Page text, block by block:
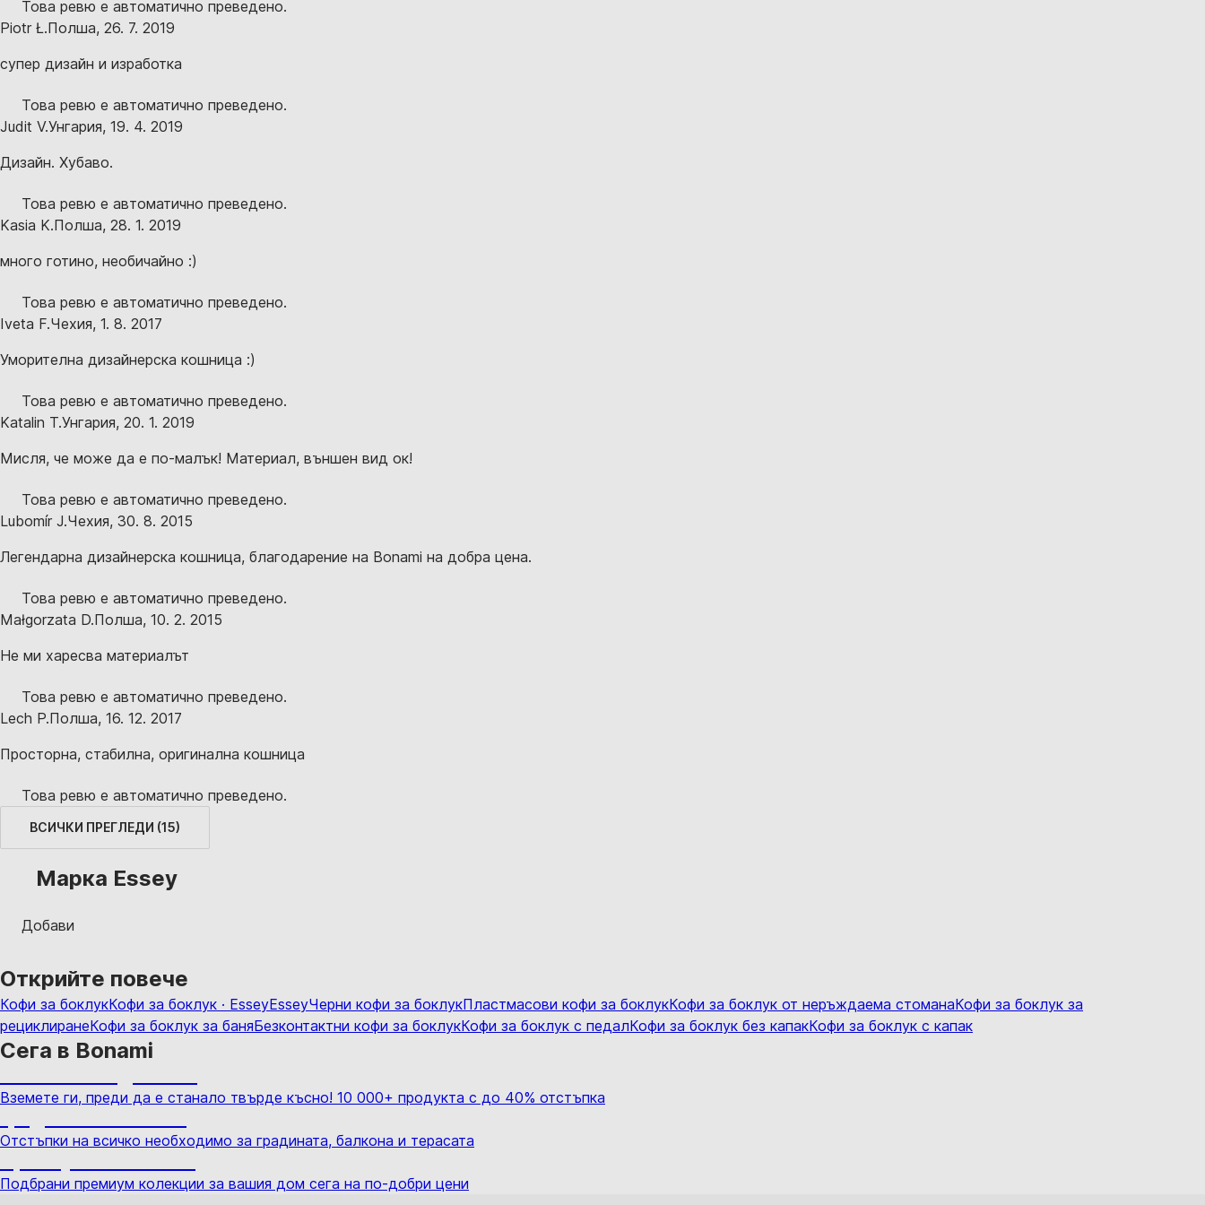
Това ревю е автоматично преведено.
Piotr Ł.Полша, 26. 7. 2019
супер дизайн и изработка
Това ревю е автоматично преведено.
Judit V.Унгария, 19. 4. 2019
Дизайн. Хубаво.
Това ревю е автоматично преведено.
Kasia K.Полша, 28. 1. 2019
много готино, необичайно :)
Това ревю е автоматично преведено.
Iveta F.Чехия, 1. 8. 2017
Уморителна дизайнерска кошница :)
Това ревю е автоматично преведено.
Katalin T.Унгария, 20. 1. 2019
Мисля, че може да е по-малък! Материал, външен вид ок!
Това ревю е автоматично преведено.
Lubomír J.Чехия, 30. 8. 2015
Легендарна дизайнерска кошница, благодарение на Bonami на добра цена.
Това ревю е автоматично преведено.
Małgorzata D.Полша, 10. 2. 2015
Не ми харесва материалът
Това ревю е автоматично преведено.
Lech P.Полша, 16. 12. 2017
Просторна, стабилна, оригинална кошница
Това ревю е автоматично преведено.
ВСИЧКИ ПРЕГЛЕДИ (15)
Марка Essey
Добави
Открийте повече
Кофи за боклукКофи за боклук · EsseyEsseyЧерни кофи за боклукПластмасови кофи за боклукКофи за боклук от неръждаема стоманаКофи за боклук за
рециклиранеКофи за боклук за баняБезконтактни кофи за боклукКофи за боклук с педалКофи за боклук без капакКофи за боклук с капак
Сега в Bonami
Вземете ги, преди да е станало твърде късно! 10 000+ продукта с до 40% отстъпка
Отстъпки на всичко необходимо за градината, балкона и терасата
Подбрани премиум колекции за вашия дом сега на по-добри цени